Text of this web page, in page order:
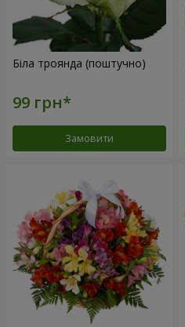
Біла троянда (поштучно)
Замовити